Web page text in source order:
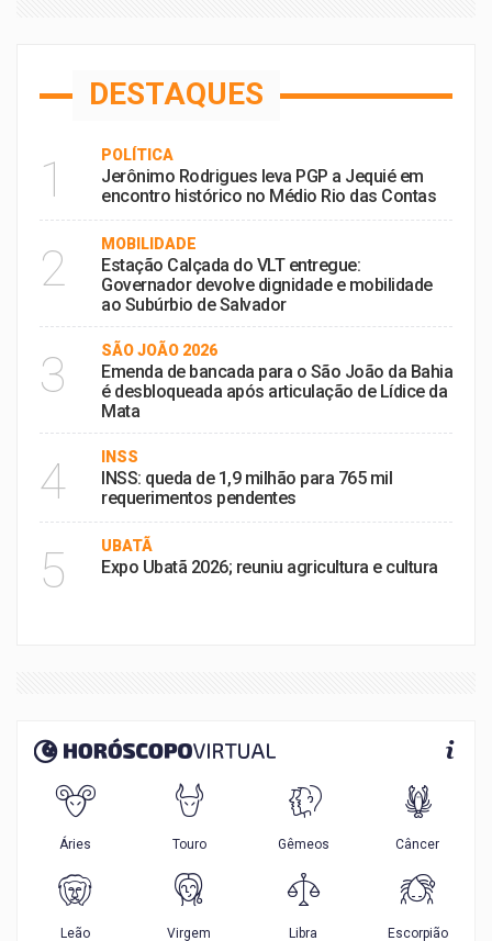
DESTAQUES
1 POLÍTICA
Jerônimo Rodrigues leva PGP a Jequié em
encontro histórico no Médio Rio das Contas
2 MOBILIDADE
Estação Calçada do VLT entregue:
Governador devolve dignidade e mobilidade
ao Subúrbio de Salvador
3 SÃO JOÃO 2026
Emenda de bancada para o São João da Bahia
é desbloqueada após articulação de Lídice da
Mata
4 INSS
INSS: queda de 1,9 milhão para 765 mil
requerimentos pendentes
5 UBATÃ
Expo Ubatã 2026; reuniu agricultura e cultura